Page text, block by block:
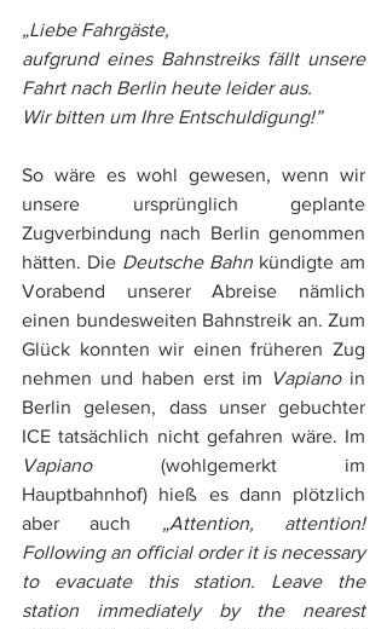
„Liebe Fahrgäste,
aufgrund eines Bahnstreiks fällt unsere
Fahrt nach Berlin heute leider aus.
Wir bitten um Ihre Entschuldigung!”
So wäre es wohl gewesen, wenn wir
unsere ursprünglich geplante
Zugverbindung nach Berlin genommen
hätten. Die Deutsche Bahn kündigte am
Vorabend unserer Abreise nämlich
einen bundesweiten Bahnstreik an. Zum
Glück konnten wir einen früheren Zug
nehmen und haben erst im
Vapiano in
Berlin gelesen, dass unser gebuchter
Vapiano (wohlgemerkt im
Hauptbahnhof) hieß es dann plötzlich
aber auch „Attention, attention!
Following an official order it is necessary
to evacuate this station. Leave the
station immediately by the nearest